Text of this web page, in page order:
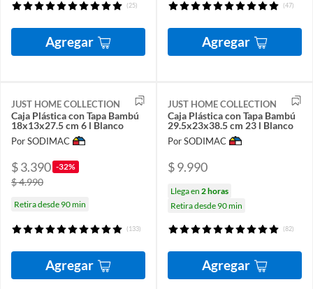
(25)
Agregar
(47)
Agregar
JUST HOME COLLECTION
Caja Plástica con Tapa Bambú
18x13x27.5 cm 6 l Blanco
Por SODIMAC
$ 3.390 -32%
$ 4.990
Retira desde 90 min
(133)
Agregar
JUST HOME COLLECTION
Caja Plástica con Tapa Bambú
29.5x23x38.5 cm 23 l Blanco
Por SODIMAC
$ 9.990
Llega en 2 horas
Retira desde 90 min
(82)
Agregar